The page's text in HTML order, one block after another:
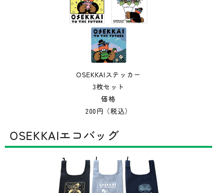
OSEKKAIステッカー
3枚セット
価格
200円（税込）
OSEKKAIエコバッグ